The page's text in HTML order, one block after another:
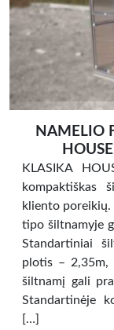
NAMELIO
KLASIKA
kompaktiškas
kliento
tipo šiltnamyje
Standartiniai
plotis – 2,35m,
šiltnamį gali
Standartinėje
[…]